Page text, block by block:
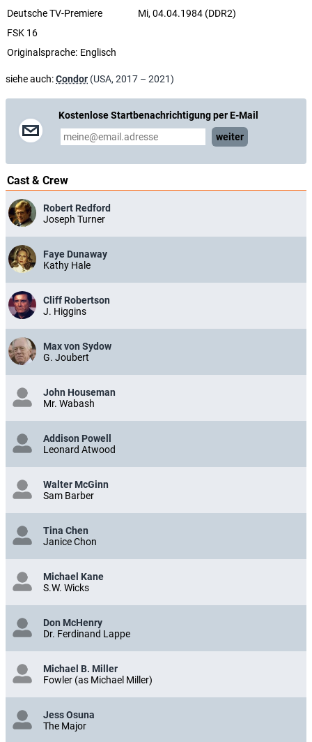
Deutsche TV-Premiere
Mi, 04.04.1984 (DDR2)
FSK 16
Originalsprache: Englisch
siehe auch:Condor (USA, 2017 – 2021)
Kostenlose Startbenachrichtigung per E-Mail
weiter
Cast & Crew
Robert Redford
Joseph Turner
Faye Dunaway
Kathy Hale
Cliff Robertson
J. Higgins
Max von Sydow
G. Joubert
John Houseman
Mr. Wabash
Addison Powell
Leonard Atwood
Walter McGinn
Sam Barber
Tina Chen
Janice Chon
Michael Kane
S.W. Wicks
Don McHenry
Dr. Ferdinand Lappe
Michael B. Miller
Fowler (as Michael Miller)
Jess Osuna
The Major